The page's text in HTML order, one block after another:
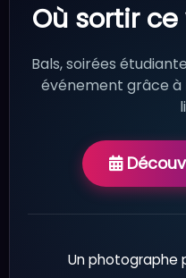
Où sortir
Bals, soirées
événement grâce
Un photographe